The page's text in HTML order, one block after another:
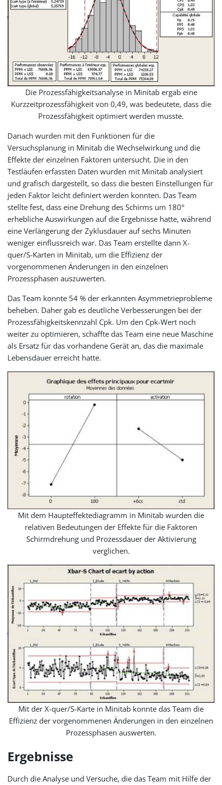
Die Prozessfähigkeitsanalyse in Minitab ergab eine
Kurzzeitprozessfähigkeit von 0,49, was bedeutete, dass die
Prozessfähigkeit optimiert werden musste.
Danach wurden mit den Funktionen für die
Versuchsplanung in Minitab die Wechselwirkung und die
Effekte der einzelnen Faktoren untersucht. Die in den
Testläufen erfassten Daten wurden mit Minitab analysiert
und grafisch dargestellt, so dass die besten Einstellungen für
jeden Faktor leicht definiert werden konnten. Das Team
stellte fest, dass eine Drehung des Schirms um 180°
erhebliche Auswirkungen auf die Ergebnisse hatte, während
eine Verlängerung der Zyklusdauer auf sechs Minuten
weniger einflussreich war. Das Team erstellte dann X-
quer/S-Karten in Minitab, um die Effizienz der
vorgenommenen Änderungen in den einzelnen
Prozessphasen auszuwerten.
Das Team konnte 54 % der erkannten Asymmetrieprobleme
beheben. Daher gab es deutliche Verbesserungen bei der
Prozessfähigkeitskennzahl Cpk. Um den Cpk-Wert noch
weiter zu optimieren, schaffte das Team eine neue Maschine
als Ersatz für das vorhandene Gerät an, das die maximale
Lebensdauer erreicht hatte.
Mit dem Haupteffektediagramm in Minitab wurden die
relativen Bedeutungen der Effekte für die Faktoren
Schirmdrehung und Prozessdauer der Aktivierung
verglichen.
Mit der X-quer/S-Karte in Minitab konnte das Team die
Effizienz der vorgenommenen Änderungen in den einzelnen
Prozessphasen auswerten.
Ergebnisse
Durch die Analyse und Versuche, die das Team mit Hilfe der